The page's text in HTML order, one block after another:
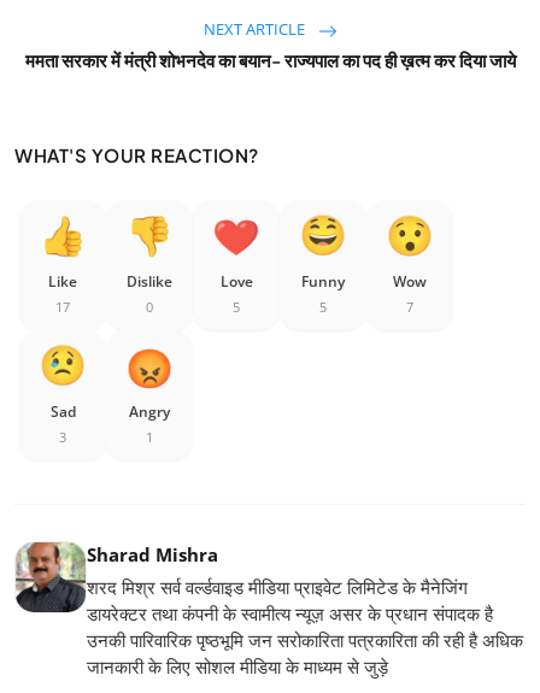
NEXT ARTICLE
ममता सरकार में मंत्री शोभनदेव का बयान- राज्यपाल का पद ही ख़त्म कर दिया जाये
WHAT'S YOUR REACTION?
Like
17
Dislike
0
Love
5
Funny
5
Wow
7
Sad
3
Angry
1
Sharad Mishra
शरद मिश्र सर्व वर्ल्डवाइड मीडिया प्राइवेट लिमिटेड के मैनेजिंग
डायरेक्टर तथा कंपनी के स्वामीत्य न्यूज़ असर के प्रधान संपादक है
उनकी पारिवारिक पृष्ठभूमि जन सरोकारिता पत्रकारिता की रही है अधिक
जानकारी के लिए सोशल मीडिया के माध्यम से जुड़े